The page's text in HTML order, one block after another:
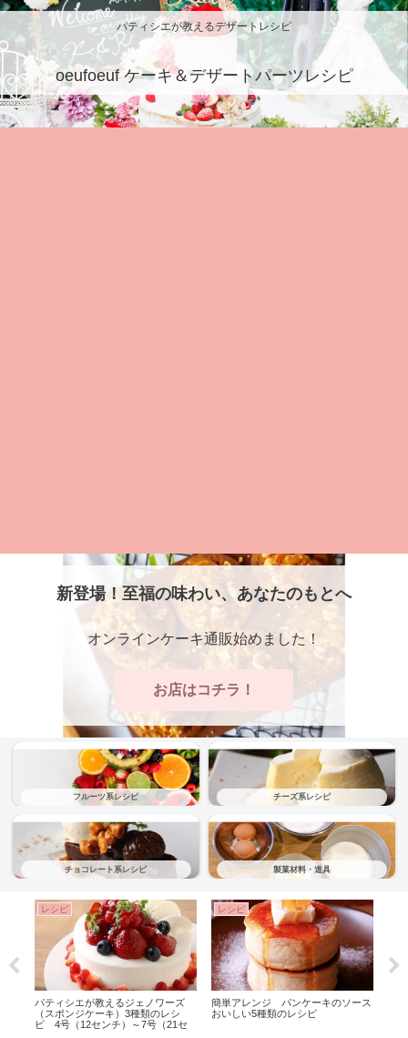
パティシエが教えるデザートレシピ
oeufoeuf ケーキ＆デザートパーツレシピ
新登場！至福の味わい、あなたのもとへ
オンラインケーキ通販始めました！
お店はコチラ！
フルーツ系レシピ チーズ系レシピ
チョコレート系レシピ 製菓材料・道具
レシピ
パティシエが教えるジェノワーズ
（スポンジケーキ）3種類のレシ
ピ 4号（12センチ）～7号（21セ
レシピ
簡単アレンジ パンケーキのソース
おいしい5種類のレシピ